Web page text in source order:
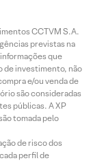
CCTVM S.A.
previstas na
que
de investimento, não
e/ou venda de
são consideradas
públicas. A XP
tomada pelo
de risco dos
perfil de